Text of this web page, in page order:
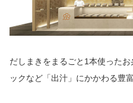
だしまきをまるごと1本使った
ックなど「出汁」にかかわる豊